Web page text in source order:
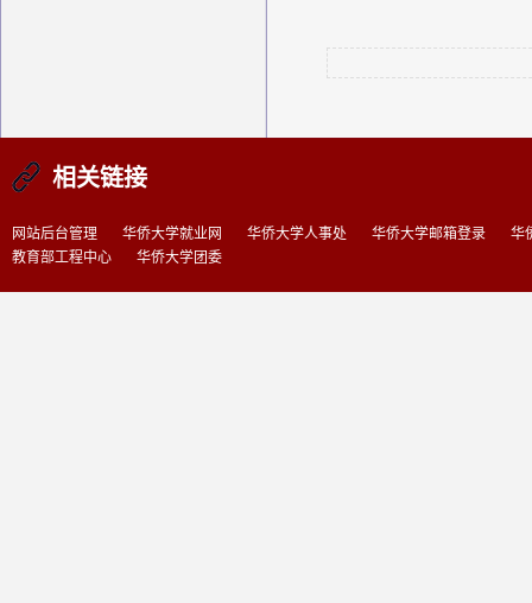
相关链接
网站后台管理 华侨大学就业网 华侨大学人事处 华侨大学邮箱登录
华
教育部工程中心
华侨大学团委